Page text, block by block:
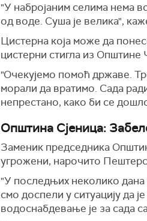
"У набројаним селима нема
од воде. Суша је велика",
Цистерна која може да
цистерни стигла из Општине
"Очекујемо помоћ државе.
морали да вратимо. Сада
непрестано, како би се
Општина Сјеница:
Заменик председника
угрожени, нарочито
"У последњих неколико дана
смо доспели у ситуацију да
водоснабдевање је за сада